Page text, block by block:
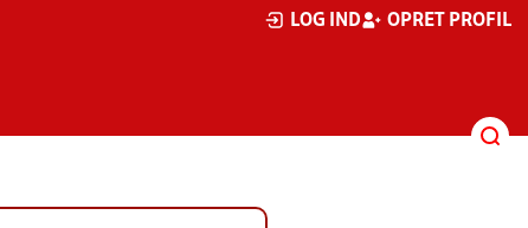
LOG IND OPRET PROFIL